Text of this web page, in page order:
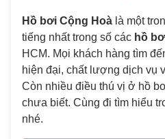
Hồ bơi Cộng Hoà là một
tiếng nhất trong số các hồ
HCM. Mọi khách hàng tìm
hiện đại, chất lượng dịch vụ
Còn nhiều điều thú vị ở hồ
chưa biết. Cùng đi tìm hiểu
nhé.